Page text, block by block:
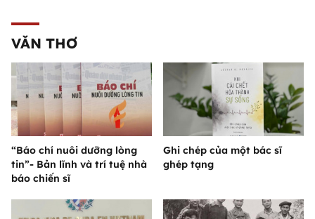
VĂN THƠ
“Báo chí nuôi dưỡng lòng
tin”- Bản lĩnh và trí tuệ nhà
báo chiến sĩ
Ghi chép của một bác sĩ
ghép tạng